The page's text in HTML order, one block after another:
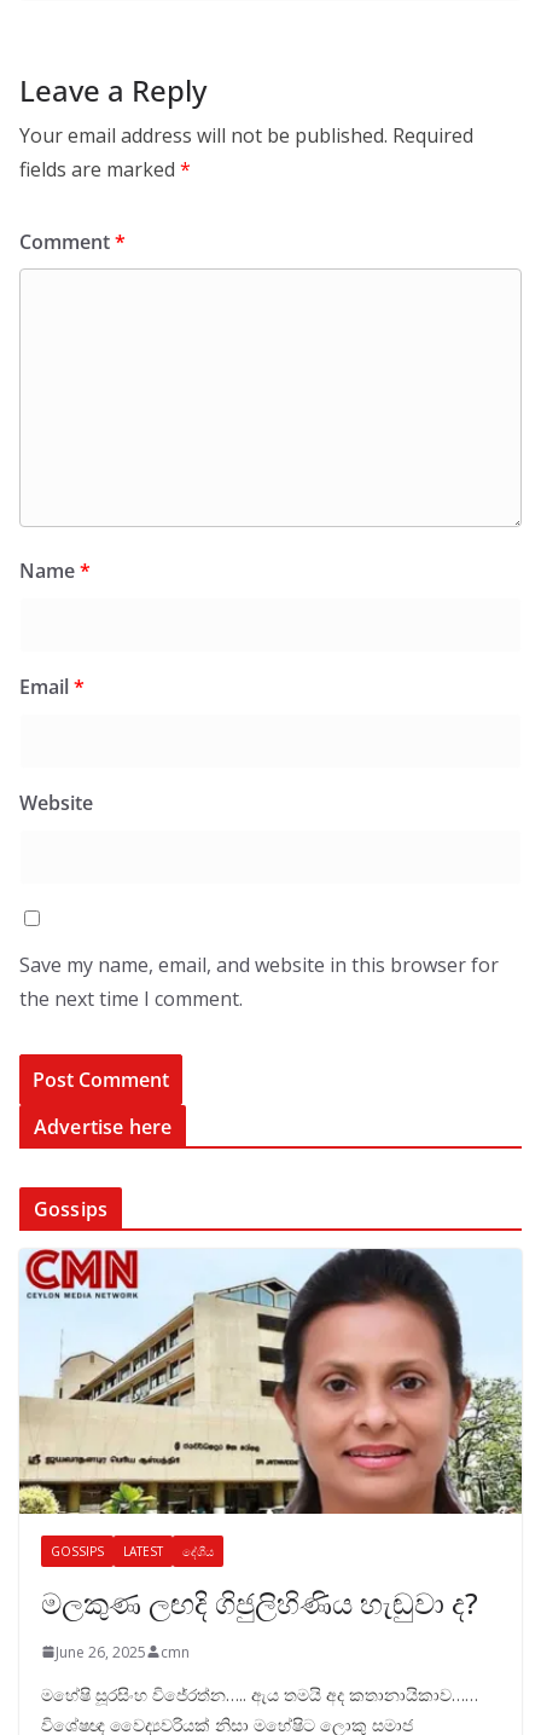
Leave a Reply
Your email address will not be published. Required
fields are marked *
Comment*
Name*
Email*
Website
Save my name, email, and website in this browser for
the next time I comment.
Advertise here
Gossips
GOSSIPS LATEST දේශීය
මලකුණ ලඟදි ගිජුලිහිණිය හැඬුවා ද?
June 26, 2025 cmn
මහේෂි සූරසිංහ විජේරත්න….. ඇය තමයි අද කතානායිකාව……
විශේෂඥ වෛද්‍යවරියක් නිසා මහේෂිට ලොකු සමාජ